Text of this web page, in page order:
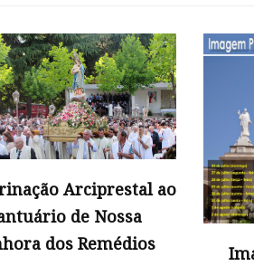
Arciprestal ao
de Nossa
dos Remédios